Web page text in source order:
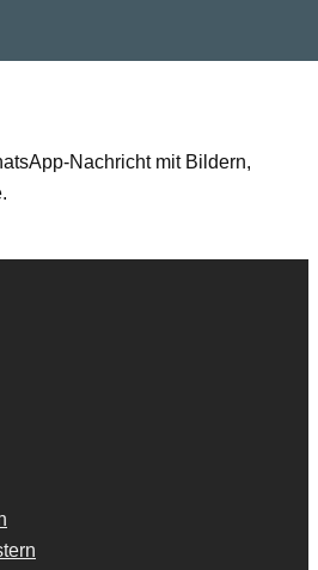
Nachricht mit Bildern,